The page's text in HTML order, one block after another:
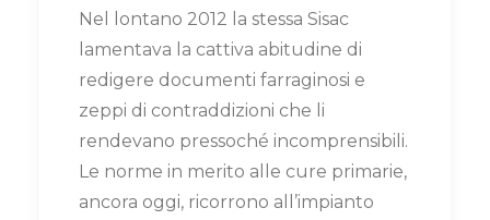
Nel lontano 2012 la stessa Sisac
lamentava la cattiva abitudine di
redigere documenti farraginosi e
zeppi di contraddizioni che li
rendevano pressoché incomprensibili.
Le norme in merito alle cure primarie,
ancora oggi, ricorrono all’impianto